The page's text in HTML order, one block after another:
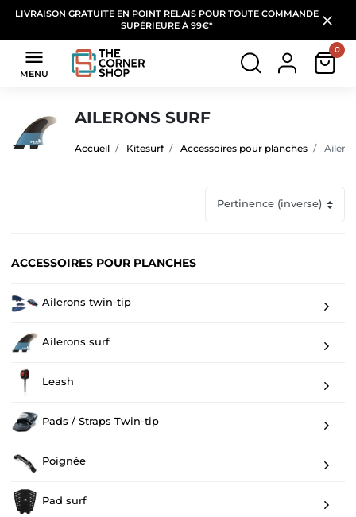
LIVRAISON GRATUITE EN POINT RELAIS POUR TOUTE COMMANDE
SUPÉRIEURE À 99€*

MENU
0
AILERONS SURF
Accueil Kitesurf Accessoires pour planches
ACCESSOIRES POUR PLANCHES
Ailerons twin-tip
Ailerons surf
Leash
Pads / Straps Twin-tip
Poignée
Pad surf